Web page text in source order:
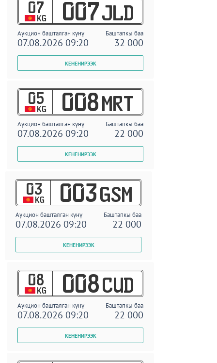
07
KG 007 JLD
Аукцион башталган күнү Баштапкы баа
07.08.2026 09:20 32 000
05
KG 008 MRT
Аукцион башталган күнү Баштапкы баа
07.08.2026 09:20 22 000
03
KG 003 GSM
Аукцион башталган күнү Баштапкы баа
07.08.2026 09:20 22 000
08
KG 008 CUD
Аукцион башталган күнү Баштапкы баа
07.08.2026 09:20 22 000